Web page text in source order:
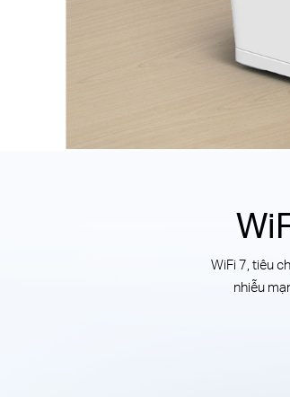
WiFi 7, tiêu
nhiễu